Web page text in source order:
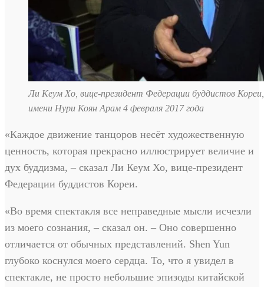
Ли Кеум Хо, вице-президент Федерации буддистов
имени Нури Коян Арам 4 февраля 2017 года
«Каждое движение танцоров несёт художественную
ценность, которая прекрасно иллюстрирует величие и
дух буддизма, – сказал Ли Кеум Хо, вице-президент
Федерации буддистов Кореи.
«Во время спектакля все неправедные мысли исчезли
из моего сознания, – сказал он. – Оно совершенно
отличается от обычных представлений. Shen Yun
глубоко коснулся моего сердца. То, что я увидел в
спектакле, не просто небольшие эпизоды китайской